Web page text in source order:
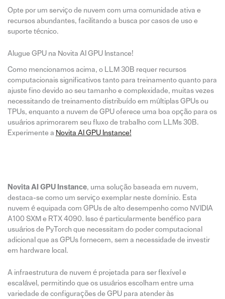
Opte por um serviço de nuvem com uma comunidade ativa e
recursos abundantes, facilitando a busca por casos de uso e
suporte técnico.
Alugue GPU na Novita AI GPU Instance!
Como mencionamos acima, o LLM 30B requer recursos
computacionais significativos tanto para treinamento quanto para
ajuste fino devido ao seu tamanho e complexidade, muitas vezes
necessitando de treinamento distribuído em múltiplas GPUs ou
TPUs, enquanto a nuvem de GPU oferece uma boa opção para os
usuários aprimorarem seu fluxo de trabalho com LLMs 30B.
Experimente a Novita AI GPU Instance!
Novita AI GPU Instance, uma solução baseada em nuvem,
destaca-se como um serviço exemplar neste domínio. Esta
nuvem é equipada com GPUs de alto desempenho como NVIDIA
A100 SXM e RTX 4090. Isso é particularmente benéfico para
usuários de PyTorch que necessitam do poder computacional
adicional que as GPUs fornecem, sem a necessidade de investir
em hardware local.
A infraestrutura de nuvem é projetada para ser flexível e
escalável, permitindo que os usuários escolham entre uma
variedade de configurações de GPU para atender às